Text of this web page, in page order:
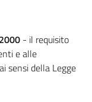
- il requisito
e alle
sensi della Legge